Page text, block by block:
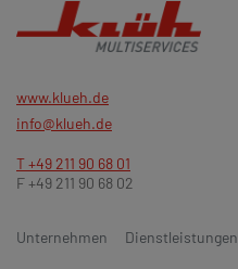
Unternehmen Dienstleistungen
www.klueh.de
info@klueh.de
T +49 211 90 68 01
F +49 211 90 68 02